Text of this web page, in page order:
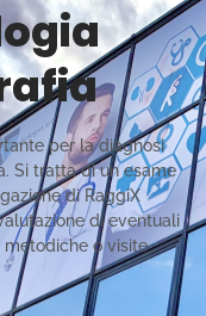
per la diagnosi
Si tratta di un esame
di RaggiX
di eventuali
o visite